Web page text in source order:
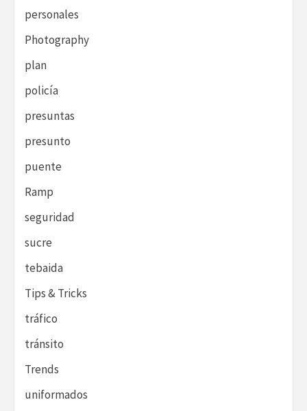
personales
Photography
plan
policía
presuntas
presunto
puente
Ramp
seguridad
sucre
tebaida
Tips & Tricks
tráfico
tránsito
Trends
uniformados